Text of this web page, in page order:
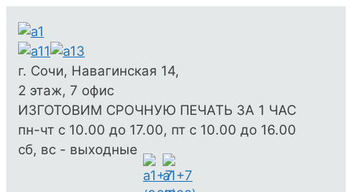
г. Сочи, Навагинская 14,
2 этаж, 7 офис
ИЗГОТОВИМ СРОЧНУЮ ПЕЧАТЬ ЗА 1 ЧАС
пн-чт с 10.00 до 17.00, пт с 10.00 до 16.00
сб, вс - выходные